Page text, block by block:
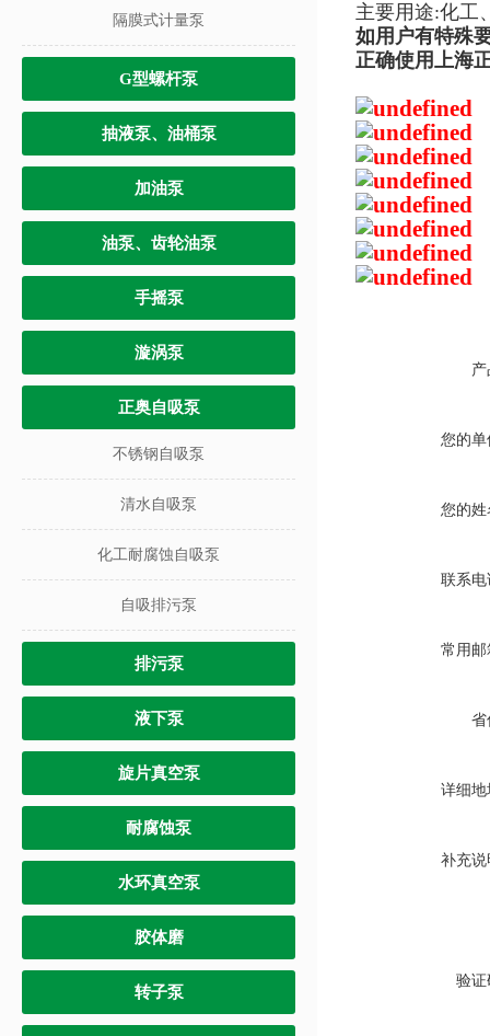
隔膜式计量泵
G型螺杆泵
抽液泵、油桶泵
加油泵
油泵、齿轮油泵
手摇泵
漩涡泵
正奥自吸泵
不锈钢自吸泵
清水自吸泵
化工耐腐蚀自吸泵
自吸排污泵
排污泵
液下泵
旋片真空泵
耐腐蚀泵
水环真空泵
胶体磨
转子泵
主要用途:化工
如用户有特殊
正确使用上海
您的单
您的姓
联系电
常用邮
省
详细地
补充说
验证